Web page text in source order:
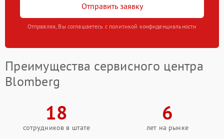
Отправить заявку
Отправляя, Вы соглашаетесь с политикой конфиденциальности
Преимущества сервисного центра
Blomberg
18
сотрудников в штате
6
лет на рынке